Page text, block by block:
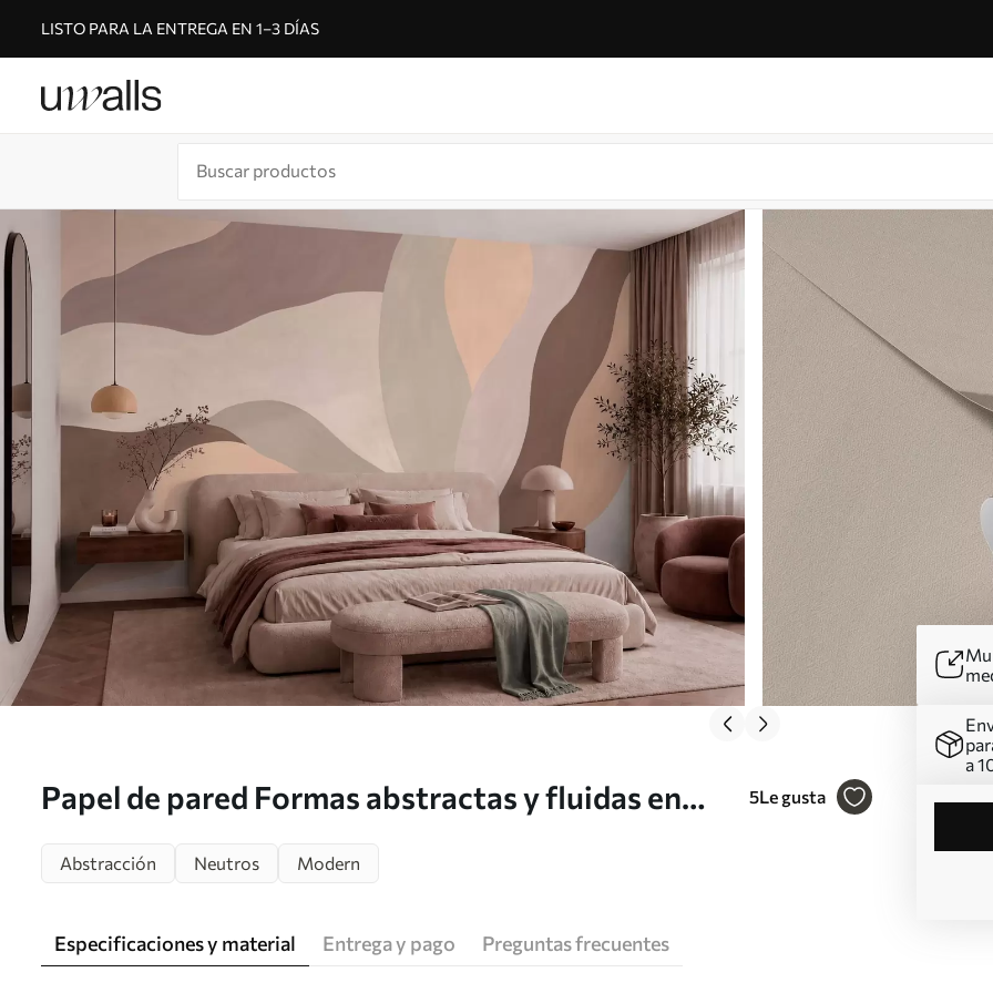
LISTO PARA LA ENTREGA EN 1–3 DÍAS
Papel de pared Formas abstractas y fluidas en
5Le gusta
a
Abstracción Neutros Modern
Especificaciones y material Entrega y pago Preguntas frecuentes